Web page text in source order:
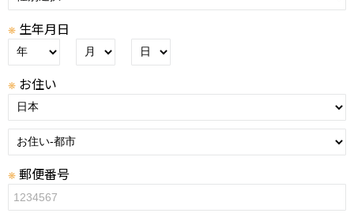
❋ 生年月日
❋ お住い
❋ 郵便番号